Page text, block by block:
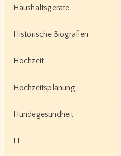
Haushaltsgeräte
Historische Biografien
Hochzeit
Hochzeitsplanung
Hundegesundheit
IT